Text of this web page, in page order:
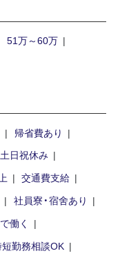
51万～60万
帰省費あり
土日祝休み
交通費支給
社員寮・宿舍あり
働く
勤務相談OK